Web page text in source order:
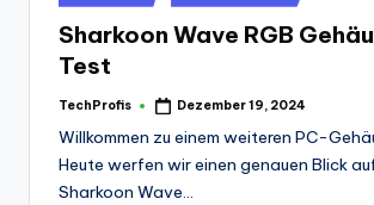
in
Sharkoon Wave RGB
Test
Posted
TechProfis Dezember 19, 2024
Willkommen zu einem weiteren PC-
Heute werfen wir einen genauen Blick
Sharkoon Wave…